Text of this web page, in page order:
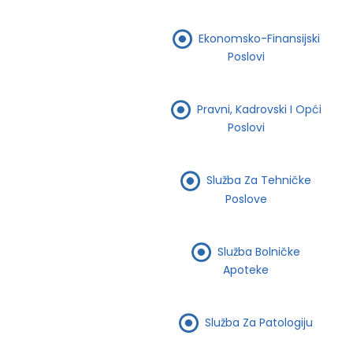
Ekonomsko-Finansijski
Poslovi
Pravni, Kadrovski I Opći
Poslovi
Služba Za Tehničke
Poslove
Služba Bolničke
Apoteke
Služba Za Patologiju